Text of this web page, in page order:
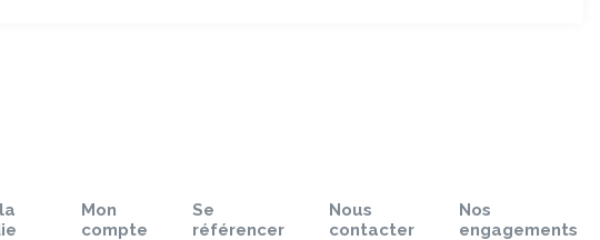
Mon
compte
Se
référencer
Nous
contacter
Nos
engagements